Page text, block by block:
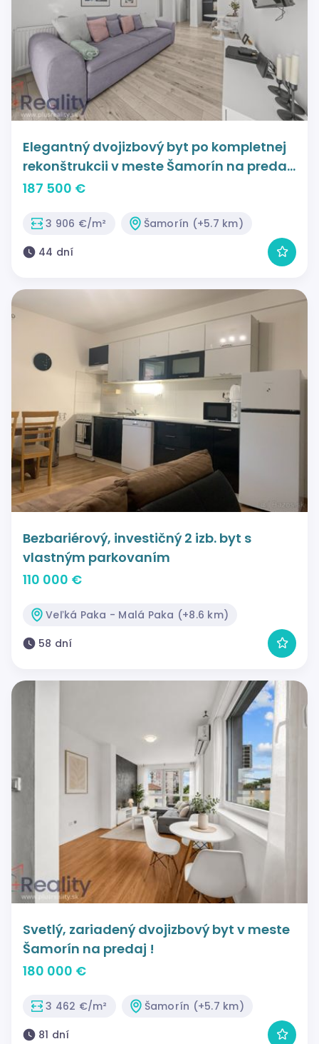
Elegantný dvojizbový byt po kompletnej
rekonštrukcii v meste Šamorín na predaj
!
187 500 €
3 906 €/m²
Šamorín (+5.7 km)
44 dní
Bezbariérový, investičný 2 izb. byt s
vlastným parkovaním
110 000 €
Veľká Paka - Malá Paka (+8.6 km)
58 dní
Svetlý, zariadený dvojizbový byt v meste
Šamorín na predaj !
180 000 €
3 462 €/m²
Šamorín (+5.7 km)
81 dní